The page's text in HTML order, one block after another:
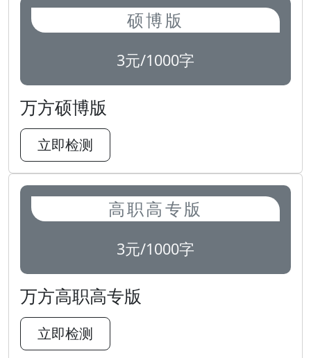
硕博版
3元/1000字
万方硕博版
立即检测
高职高专版
3元/1000字
万方高职高专版
立即检测